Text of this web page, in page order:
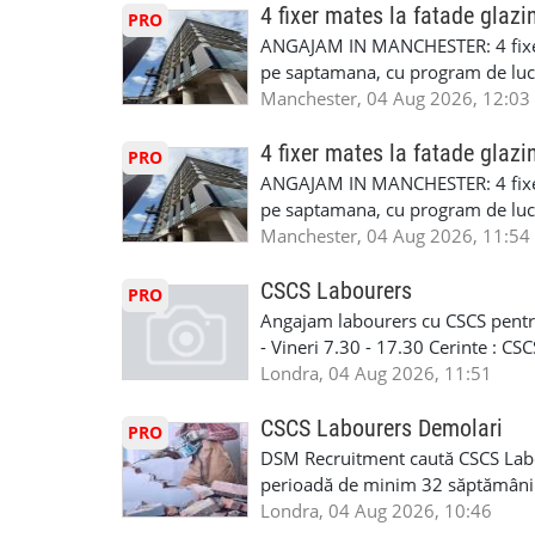
familiei (divorț, custodie, partaj)
Servicii pentru companii: •
• Imigrație pentru afaceri și
soluționarea disputelor 💡 De ce
standard ✔ Confidențialitate
790 689 Email:
www.fcos.co.uk 👉
PRO 4 fixer mates la fatade
ANGAJAM IN MANCHESTER:
pe saptamana, cu program de
in perioada urmatoare. Cerinte:
Tariful se discuta direct, in
discutie este simpla: cine esti,
Prioritate au oamenii din
carora li se termina proiectul
oferta pe care sa o folositi la
WhatsApp: +44 7467 838 881
numele, experienta si data la
https://forms.gle/
T&D GLAZING AND
Manchester, 04 Aug 2026, 12:03
PRO 4 fixer mates la fatade
ANGAJAM IN MANCHESTER:
pe saptamana, cu program de
in perioada urmatoare. Cerinte:
Tariful se discuta direct, in
discutie este simpla: cine esti,
Prioritate au oamenii din
carora li se termina proiectul
oferta pe care sa o folositi la
WhatsApp: +44 7467 838 881
numele, experienta si data la
link-ul de jos. Sanatate si mult
INSTALLATION LIMITED
Manchester, 04 Aug 2026, 11:54
PRO CSCS Labourers
Angajam labourers cu CSCS
- Vineri 7.30 - 17.30 Cerinte :
Londra, 04 Aug 2026, 11:51
PRO CSCS Labourers Demolari
DSM Recruitment caută CSCS
perioadă de minim 32
oferă ore suplimentare și
Londra, 04 Aug 2026, 10:46